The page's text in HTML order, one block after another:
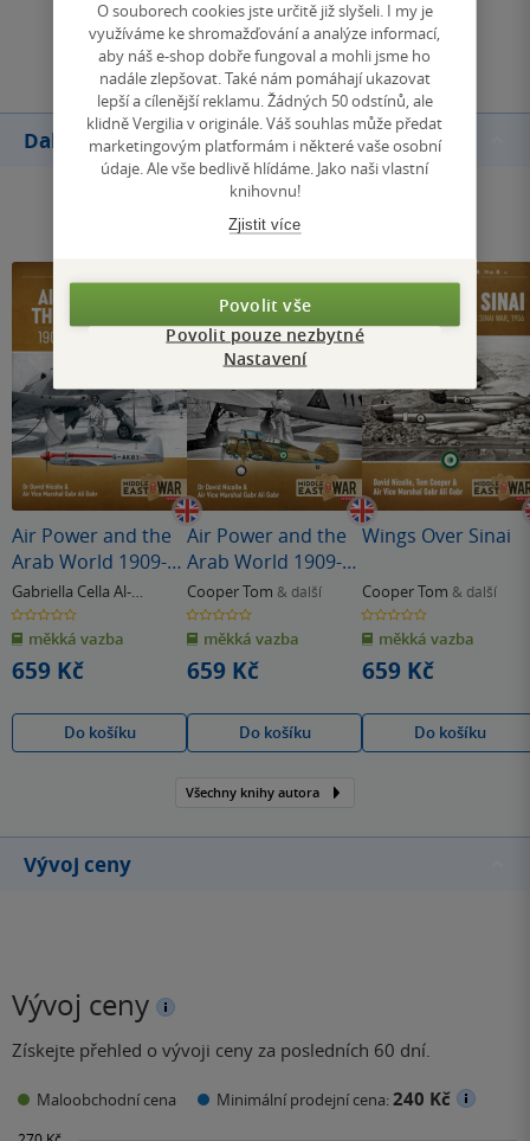
Přidat hodnocení
Další knihy autora
Air Power and the
Arab World 1909-
1955
Gabriella Cella Al-
Chamali,David Nicolle
0.0
z
5
hvězdiček
měkká vazba
659 Kč
Do košíku
Air Power and the
Arab World 1909-
1955
Cooper Tom & další
0.0
z
5
hvězdiček
měkká vazba
659 Kč
Do košíku
Wings Over Sinai
Cooper Tom & další
0.0
z
5
hvězdiček
měkká vazba
659 Kč
Do košíku
Všechny knihy autora
Vývoj ceny
Vývoj ceny
Získejte přehled o vývoji ceny za posledních 60 dní.
Maloobchodní cena Minimální prodejní cena:240 Kč
O souborech cookies jste určitě již slyšeli. I my je
využíváme ke shromažďování a analýze informací,
aby náš e-shop dobře fungoval a mohli jsme ho
nadále zlepšovat. Také nám pomáhají ukazovat
lepší a cílenější reklamu. Žádných 50 odstínů, ale
klidně Vergilia v originále. Váš souhlas může předat
marketingovým platformám i některé vaše osobní
údaje. Ale vše bedlivě hlídáme. Jako naši vlastní
knihovnu!
Zjistit více
Povolit vše
Povolit pouze nezbytné
Nastavení